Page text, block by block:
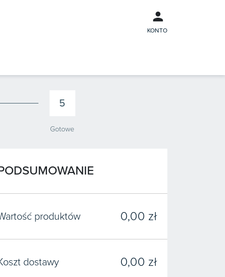
KONTO
5
Gotowe
produktów 0,00 zł
dostawy 0,00 zł